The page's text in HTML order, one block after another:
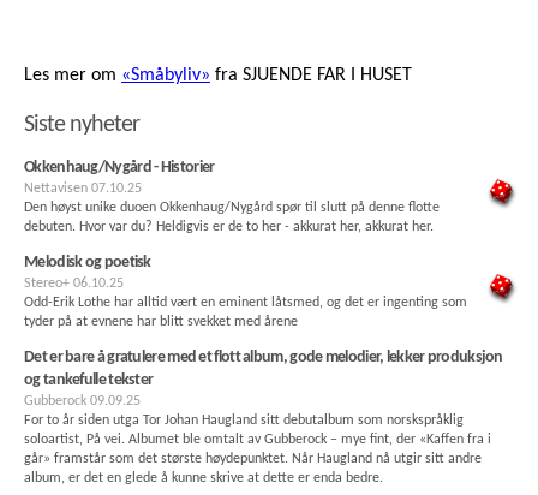
Les mer om «Småbyliv» fra SJUENDE FAR I HUSET
Siste nyheter
Okkenhaug/Nygård - Historier
Nettavisen 07.10.25
Den høyst unike duoen Okkenhaug/Nygård spør til slutt på denne flotte
debuten. Hvor var du? Heldigvis er de to her - akkurat her, akkurat her.
Melodisk og poetisk
Stereo+ 06.10.25
Odd-Erik Lothe har alltid vært en eminent låtsmed, og det er ingenting som
tyder på at evnene har blitt svekket med årene
Det er bare å gratulere med et flott album, gode melodier, lekker produksjon
og tankefulle tekster
Gubberock 09.09.25
For to år siden utga Tor Johan Haugland sitt debutalbum som norskspråklig
soloartist, På vei. Albumet ble omtalt av Gubberock – mye fint, der «Kaffen fra i
går» framstår som det største høydepunktet. Når Haugland nå utgir sitt andre
album, er det en glede å kunne skrive at dette er enda bedre.